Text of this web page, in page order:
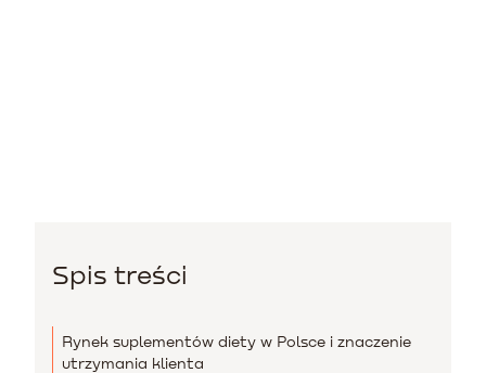
Spis treści
Rynek suplementów diety w Polsce i znaczenie
utrzymania klienta